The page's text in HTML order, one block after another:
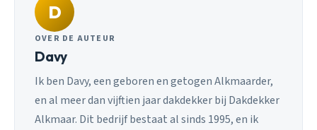
D
OVER DE AUTEUR
Davy
Ik ben Davy, een geboren en getogen Alkmaarder,
en al meer dan vijftien jaar dakdekker bij Dakdekker
Alkmaar. Dit bedrijf bestaat al sinds 1995, en ik